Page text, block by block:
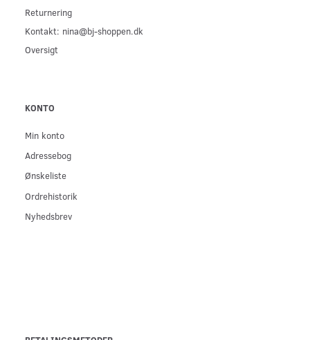
Returnering
Kontakt: nina@bj-shoppen.dk
Oversigt
KONTO
Min konto
Adressebog
Ønskeliste
Ordrehistorik
Nyhedsbrev